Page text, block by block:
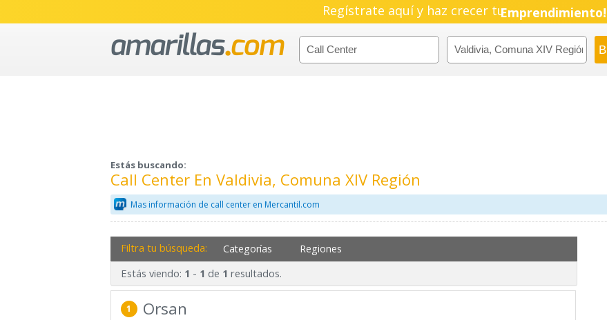
Regístrate aquí y haz crecer tuPyme!
Emprendimiento!
Estás buscando:
Call Center En Valdivia, Comuna XIV Región
Mas información de call center en Mercantil.com
Filtra tu búsqueda: Categorías Regiones
Estás viendo: 1 - 1 de 1 resultados.
1 Orsan